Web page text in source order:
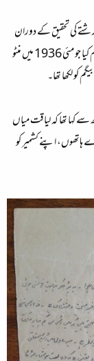
رشتے کی تحقیق کے دوران
سعادت حسن منٹو کی بیٹی نصرت جلال منٹو نے انہیں ایک ایسا خط فراہم کیا جو مئی 1936 میں منٹو
کو لکھا تھا۔
کہا تھا کہ لیاقت میاں
اپنے کشمیر کو